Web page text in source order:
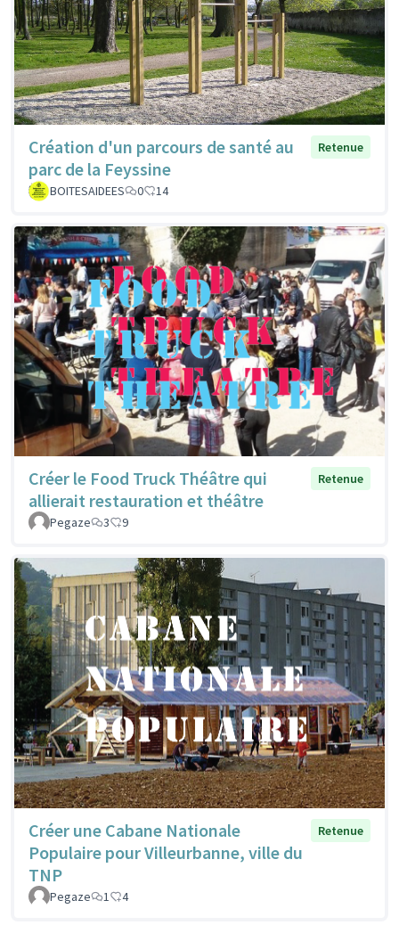
Création d'un parcours de santé au
parc de la Feyssine
Retenue
BOITESAIDEES 0 14
Créer le Food Truck Théâtre qui
allierait restauration et théâtre
Retenue
Pegaze 3 9
Créer une Cabane Nationale
Populaire pour Villeurbanne, ville du
TNP
Retenue
Pegaze 1 4